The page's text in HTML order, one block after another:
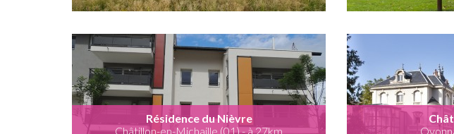
Résidence du Nièvre
Châtillon-en-Michaille (01) - à 27km